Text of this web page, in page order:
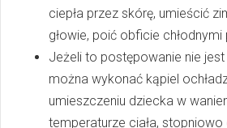
ciepła przez skórę, umieścić
głowie, poić obficie chłodnymi
Jeżeli to postępowanie nie
można wykonać kąpiel
umieszczeniu dziecka w
temperaturze ciała,